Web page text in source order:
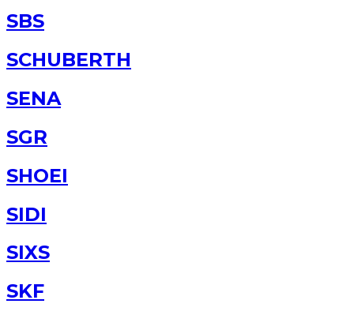
SBS
SCHUBERTH
SENA
SGR
SHOEI
SIDI
SIXS
SKF